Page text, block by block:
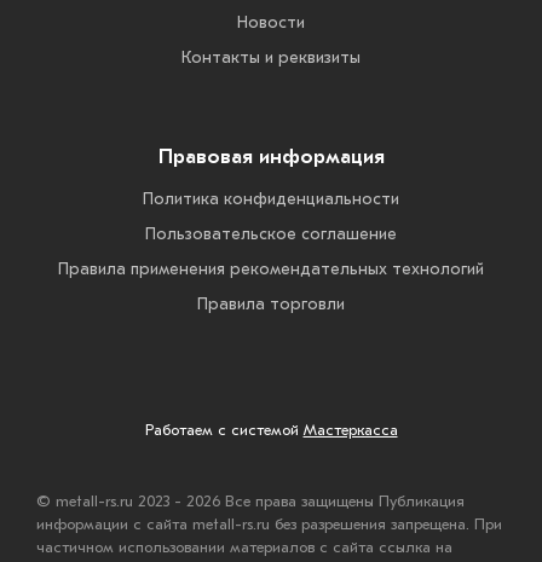
Новости
Контакты и реквизиты
Правовая информация
Политика конфиденциальности
Пользовательское соглашение
Правила применения рекомендательных технологий
Правила торговли
Работаем с системой Мастеркасса
© metall-rs.ru 2023 - 2026 Все права защищены Публикация
информации с сайта metall-rs.ru без разрешения запрещена. При
частичном использовании материалов с сайта ссылка на